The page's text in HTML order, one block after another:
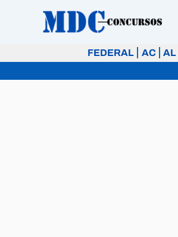
FEDERAL AC AL